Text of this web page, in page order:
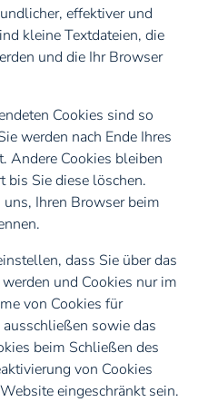
effektiver und
kleine Textdateien, die
und die Ihr Browser
Cookies sind so
werden nach Ende Ihres
Andere Cookies bleiben
bis Sie diese löschen.
Ihren Browser beim
dass Sie über das
und Cookies nur im
von Cookies für
sowie das
beim Schließen des
von Cookies
eingeschränkt sein.